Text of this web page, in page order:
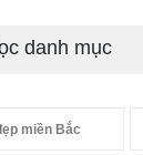
danh mục
miền Bắc